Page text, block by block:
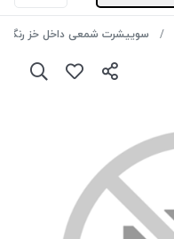
سوییشرت شمعی داخل خز رنگ